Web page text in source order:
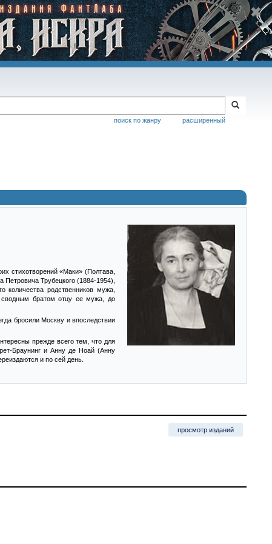
расширенный
поиск по жанру
стихотворений «Маки» (Полтава,
Трубецкого (1884-1954),
родственников мужа,
сводным братом отцу ее мужа, до
бросили Москву и впоследствии
прежде всего тем, что для
Браунинг и Анну де Ноай (Анну
и по сей день.
просмотр изданий